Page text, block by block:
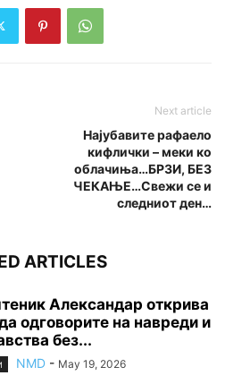
Next article
Најубавите рафаело
кифлички – меки ко
облачиња…БРЗИ, БЕЗ
ЧЕКАЊЕ…Свежи се и
следниот ден…
ARTICLES
Александар открива
одговорите на навреди и
без...
NMD - May 19, 2026